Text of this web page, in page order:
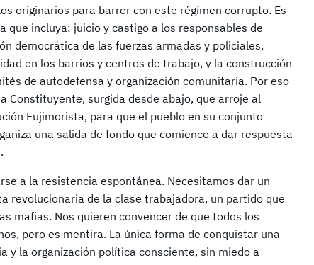
originarios para barrer con este régimen corrupto. Es
que incluya: juicio y castigo a los responsables de
democrática de las fuerzas armadas y policiales,
en los barrios y centros de trabajo, y la construcción
de autodefensa y organización comunitaria. Por eso
Constituyente, surgida desde abajo, que arroje al
Fujimorista, para que el pueblo en su conjunto
una salida de fondo que comience a dar respuesta
a la resistencia espontánea. Necesitamos dar un
revolucionaria de la clase trabajadora, un partido que
mafias. Nos quieren convencer de que todos los
pero es mentira. La única forma de conquistar una
y la organización política consciente, sin miedo a